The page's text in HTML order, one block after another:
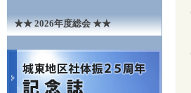
★★ 2026年度総会 ★★